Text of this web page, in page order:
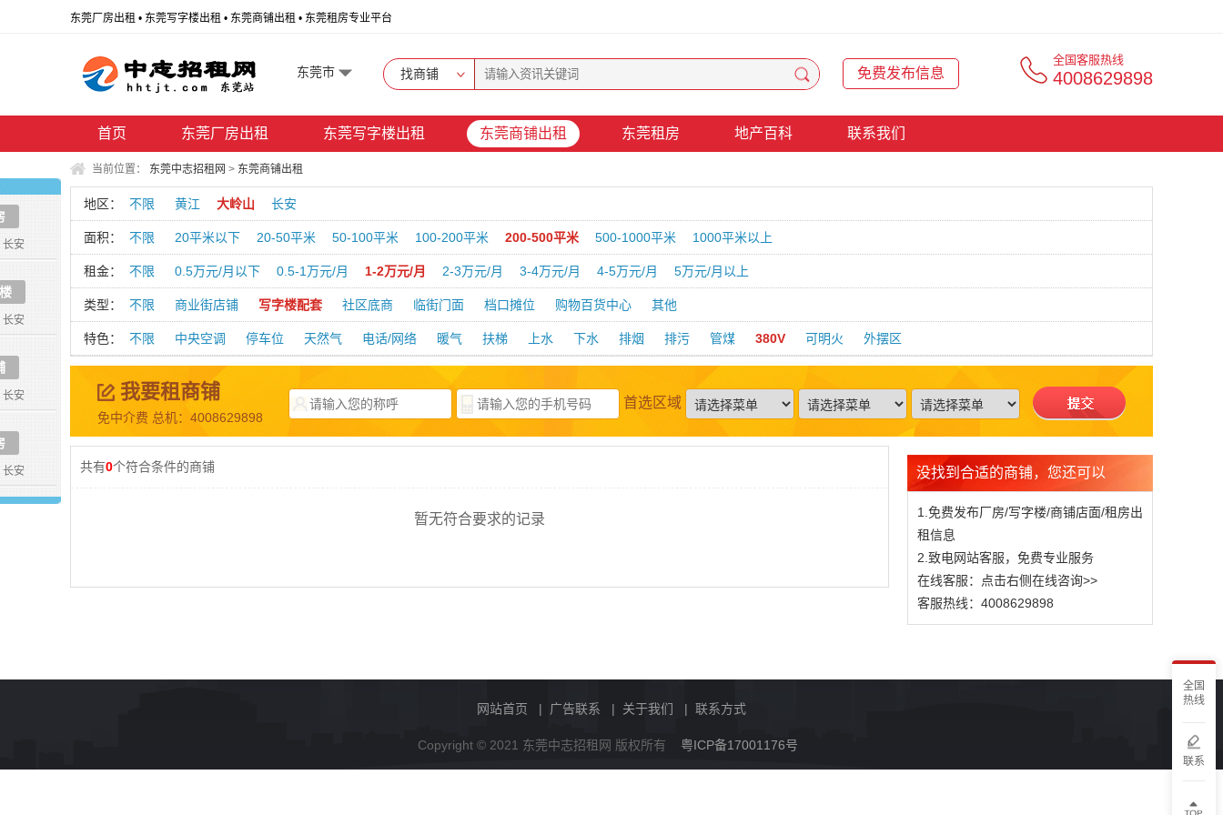
东莞厂房出租 • 东莞写字楼出租 • 东莞商铺出租 • 东莞租房专业平台
东莞市 找商铺 免费发布信息
全国客服热线
4008629898
首页 东莞厂房出租 东莞写字楼出租 东莞商铺出租 东莞租房 地产百科 联系我们
当前位置： 东莞中志招租网 > 东莞商铺出租
地区： 不限 黄江 大岭山 长安
面积： 不限 20平米以下 20-50平米 50-100平米 100-200平米 200-500平米 500-1000平米 1000平米以上
租金： 不限 0.5万元/月以下 0.5-1万元/月 1-2万元/月 2-3万元/月 3-4万元/月 4-5万元/月 5万元/月以上
类型： 不限 商业街店铺 写字楼配套 社区底商 临街门面 档口摊位 购物百货中心 其他
特色： 不限 中央空调 停车位 天然气 电话/网络 暖气 扶梯 上水 下水 排烟 排污 管煤 380V 可明火 外摆区
我要租商铺
免中介费 总机：4008629898
首选区域
共有0个符合条件的商铺
暂无符合要求的记录
没找到合适的商铺，您还可以
1.免费发布厂房/写字楼/商铺店面/租房出
租信息
2.致电网站客服，免费专业服务
在线客服：点击右侧在线咨询>>
客服热线：4008629898
长安
长安
长安
长安
网站首页 | 广告联系 | 关于我们 | 联系方式
Copyright © 2021 东莞中志招租网 版权所有 粤ICP备17001176号
全国
热线
联系